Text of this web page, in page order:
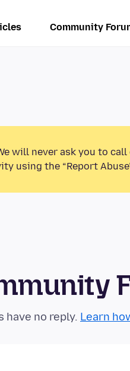
Community
will never ask you to
using the “Report
have no reply. Learn